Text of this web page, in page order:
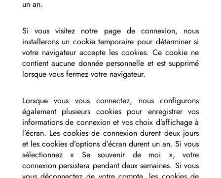
un an.
Si vous visitez notre page de connexion, nous
installerons un cookie temporaire pour déterminer si
votre navigateur accepte les cookies. Ce cookie ne
contient aucune donnée personnelle et est supprimé
lorsque vous fermez votre navigateur.
Lorsque vous vous connectez, nous configurons
également plusieurs cookies pour enregistrer vos
informations de connexion et vos choix d’affichage à
l’écran. Les cookies de connexion durent deux jours
et les cookies d’options d’écran durent un an. Si vous
sélectionnez « Se souvenir de moi », votre
connexion persistera pendant deux semaines. Si vous